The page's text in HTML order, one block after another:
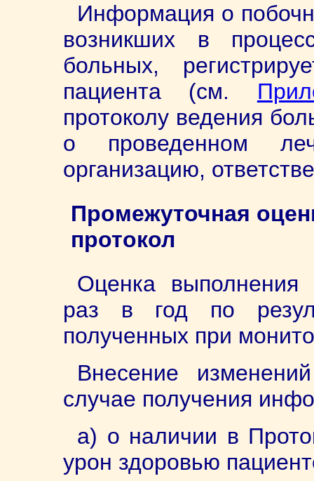
Информация о
возникших в
больных,
пациента (см.
протоколу ведения
о проведенном
организацию,
Промежуточная
протокол
Оценка выполнения
раз в год по
полученных при
Внесение
случае получения
а) о наличии в
урон здоровью